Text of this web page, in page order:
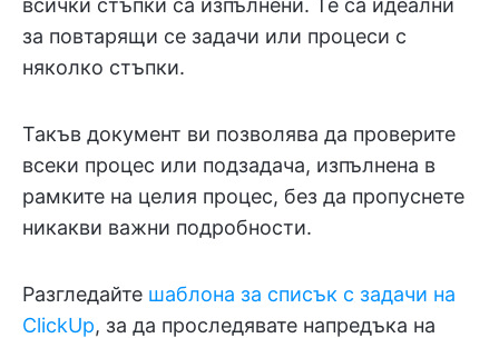
за повтарящи се задачи или процеси с
няколко стъпки.
Такъв документ ви позволява да проверите
всеки процес или подзадача, изпълнена в
рамките на целия процес, без да пропуснете
никакви важни подробности.
Разгледайте шаблона за списък с задачи на
ClickUp, за да проследявате напредъка на